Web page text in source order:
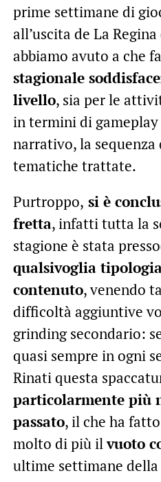
prime settimane di
all’uscita de La
abbiamo avuto a che
stagionale
livello, sia per le
in termini di
narrativo, la
tematiche trattate.
Purtroppo, si è
fretta, infatti tutta la
stagione è stata
qualsivoglia
contenuto, venendo
difficoltà aggiuntive
grinding secondario:
quasi sempre in ogni
Rinati questa
particolarmente più
passato, il che ha
molto di più ilvuoto
ultime settimane della